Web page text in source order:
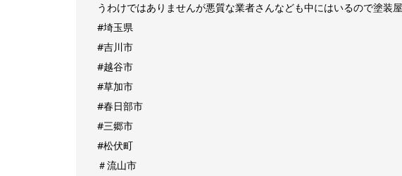
うわけではありませんが悪質な業者さんなども中にはいるので塗装
#埼玉県
#吉川市
#越谷市
#草加市
#春日部市
#三郷市
#松伏町
＃流山市